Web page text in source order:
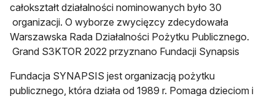
całokształt działalności nominowanych było 30
organizacji. O wyborze zwycięzcy zdecydowała
Warszawska Rada Działalności Pożytku Publicznego.
Grand S3KTOR 2022 przyznano Fundacji Synapsis
Fundacja SYNAPSIS jest organizacją pożytku
publicznego, która działa od 1989 r. Pomaga dzieciom i